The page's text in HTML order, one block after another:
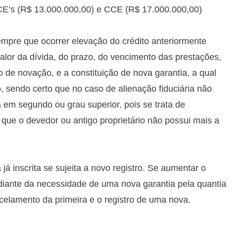
(R$ 13.000.000,00) e CCE (R$ 17.000.000,00)
que ocorrer elevação do crédito anteriormente
da dívida, do prazo, do vencimento das prestações,
de novação, e a constituição de nova garantia, a qual
sendo certo que no caso de alienação fiduciária não
segundo ou grau superior, pois se trata de
o devedor ou antigo proprietário não possui mais a
inscrita se sujeita a novo registro. Se aumentar o
da necessidade de uma nova garantia pela quantia
da primeira e o registro de uma nova.